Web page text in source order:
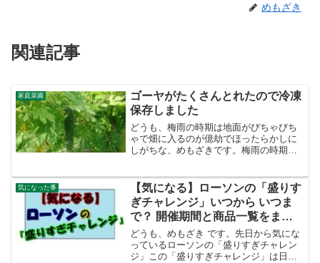
めもざき
関連記事
家庭菜園
ゴーヤがたくさんとれたので冷凍
保存しました
どうも、梅雨の時期は地面がびちゃびち
ゃで畑に入るのが億劫でほったらかしに
しがちな、めもざきです。梅雨の時期あ
で冷凍する事にしました。ゴーヤ冷凍方
法のメモ１.収穫したゴー...
気になった事
【気になる】ローソンの「盛りす
ぎチャレンジ」いつから いつま
で？ 開催期間と商品一覧をまと
めてみました
どうも、めもざき です。先日から気にな
っているローソンの「盛りすぎチャレン
ジ」この「盛りすぎチャレンジ」は日本